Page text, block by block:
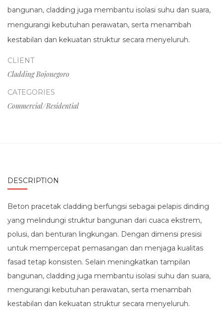
bangunan, cladding juga membantu isolasi suhu dan suara,
mengurangi kebutuhan perawatan, serta menambah
kestabilan dan kekuatan struktur secara menyeluruh.
CLIENT
Cladding Bojonegoro
CATEGORIES
Commercial/Residential
DESCRIPTION
Beton pracetak cladding berfungsi sebagai pelapis dinding
yang melindungi struktur bangunan dari cuaca ekstrem,
polusi, dan benturan lingkungan. Dengan dimensi presisi
untuk mempercepat pemasangan dan menjaga kualitas
fasad tetap konsisten. Selain meningkatkan tampilan
bangunan, cladding juga membantu isolasi suhu dan suara,
mengurangi kebutuhan perawatan, serta menambah
kestabilan dan kekuatan struktur secara menyeluruh.